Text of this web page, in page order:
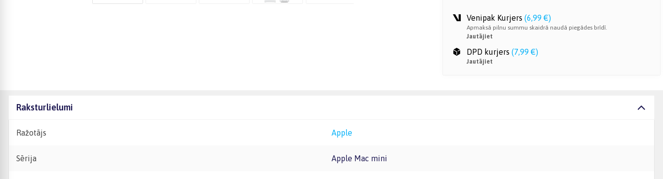
Venipak Kurjers (6,99 €)
Apmaksā pilnu summu skaidrā naudā piegādes brīdī.
Jautājiet
DPD kurjers (7,99 €)
Jautājiet
Raksturlielumi
Ražotājs Apple
Sērija Apple Mac mini